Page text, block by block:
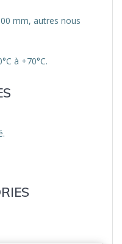
mm, autres nous
à +70°C.